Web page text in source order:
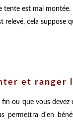
tente est mal
relevé, cela suppose
et ranger
ou que vous
permettra d'en